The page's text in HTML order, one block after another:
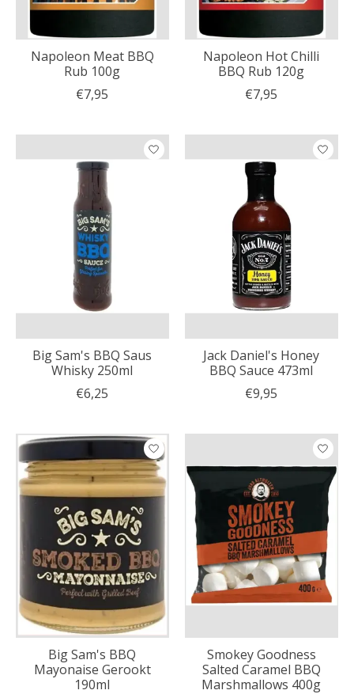
Napoleon Meat BBQ
Rub 100g
€7,95
Napoleon Hot Chilli
BBQ Rub 120g
€7,95
Big Sam's BBQ Saus
Whisky 250ml
€6,25
Jack Daniel's Honey
BBQ Sauce 473ml
€9,95
Big Sam's BBQ
Mayonaise Gerookt
190ml
Smokey Goodness
Salted Caramel BBQ
Marshmallows 400g